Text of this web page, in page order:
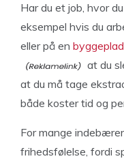
Har du et job, hvor
eksempel hvis du
eller på en
at du
at du må tage
både koster tid og
For mange
frihedsfølelse, fordi